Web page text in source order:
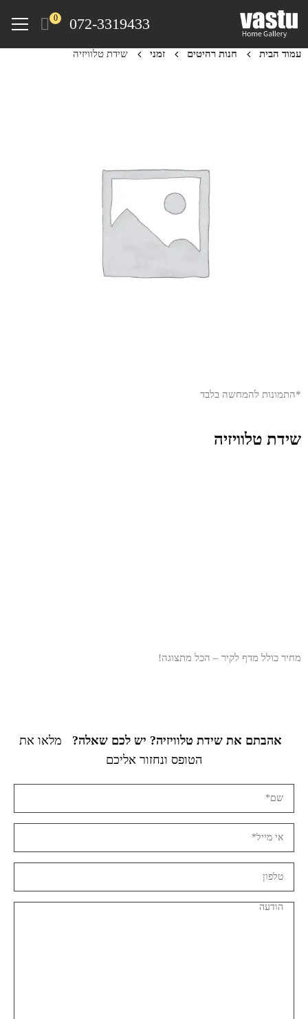
072-3319433
0
Menu
עמוד הבית חנות רהיטים זמני שידת טלוויזיה
*התמונות להמחשה בלבד
שידת טלוויזיה
מחיר כולל מדף לקיר – הכל מתצוגה!
אהבתם את שידת טלוויזיה? יש לכם שאלה?
מלאו את
הטופס ונחזור אליכם